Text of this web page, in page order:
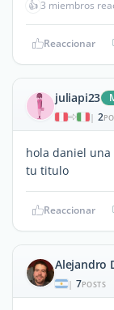
👍3 miembros
Reaccionar
juliapi23
| 2
hola daniel
tu titulo
Reaccionar
Alejandro
| 7POSTS